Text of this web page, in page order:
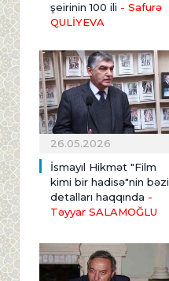
şeirinin 100 ili - Safurə
QULİYEVA
26.05.2026
İsmayıl Hikmət "Film
kimi bir hadisə"nin bəzi
detalları haqqında -
Təyyar SALAMOĞLU